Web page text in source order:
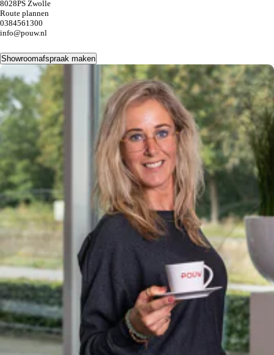
8028PS Zwolle
Route plannen
0384561300
info@pouw.nl
Showroomafspraak maken